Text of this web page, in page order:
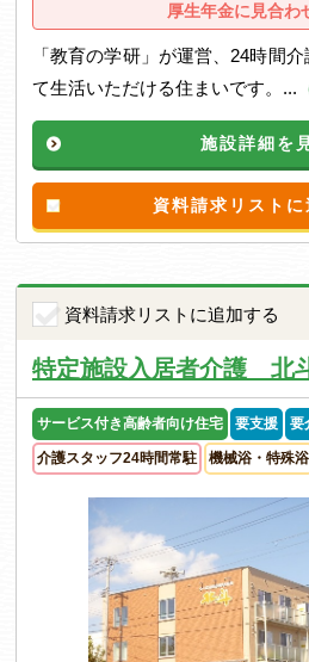
厚生年金に見合わ
「教育の学研」が運営、24時間
て生活いただける住まいです。...
施設詳細を
資料請求リストに
資料請求リストに追加する
特定施設入居者介護 北
サービス付き高齢者向け住宅 要支援 要
介護スタッフ24時間常駐 機械浴・特殊浴